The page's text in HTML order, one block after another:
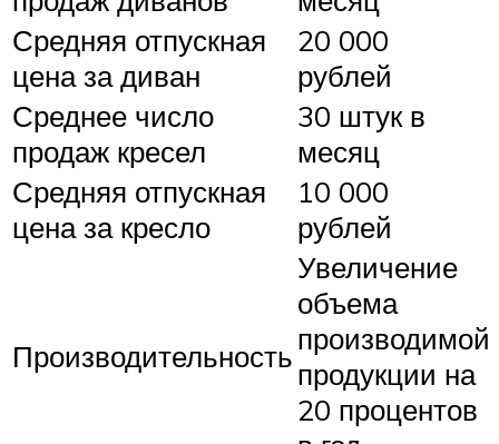
Средняя отпускная
цена за диван
20 000
рублей
Среднее число
продаж кресел
30 штук в
месяц
Средняя отпускная
цена за кресло
10 000
рублей
Производительность
Увеличение
объема
производимой
продукции на
20 процентов